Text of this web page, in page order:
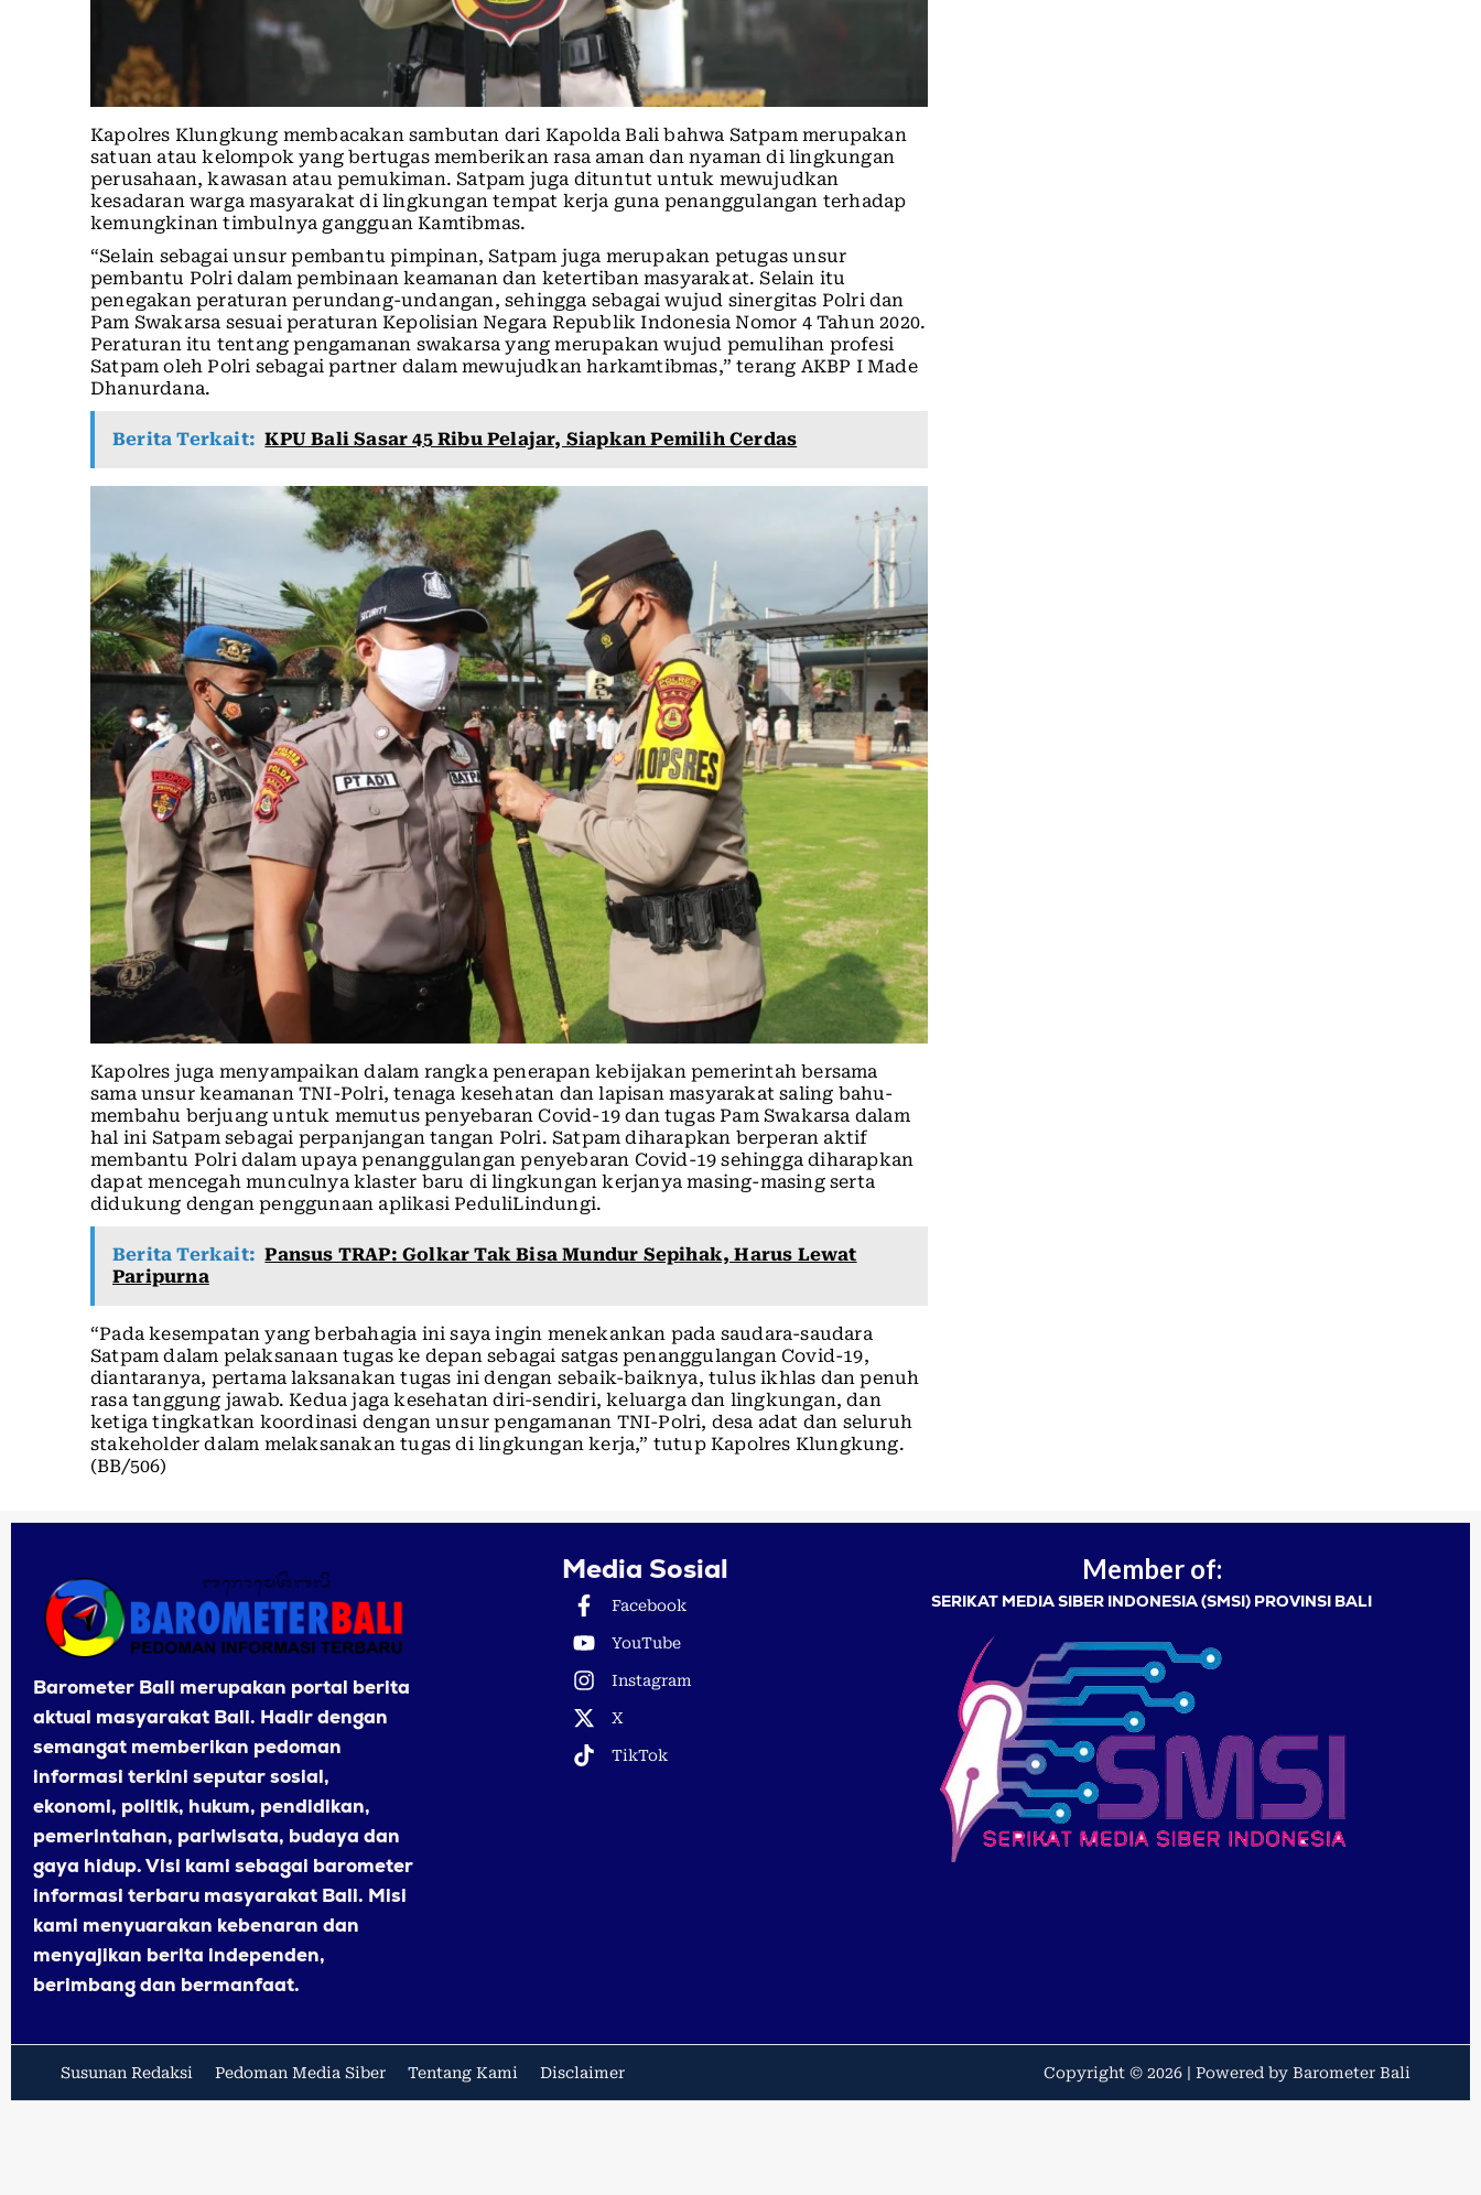
Kapolres Klungkung membacakan sambutan dari Kapolda Bali bahwa Satpam merupakan
satuan atau kelompok yang bertugas memberikan rasa aman dan nyaman di lingkungan
perusahaan, kawasan atau pemukiman. Satpam juga dituntut untuk mewujudkan
kesadaran warga masyarakat di lingkungan tempat kerja guna penanggulangan terhadap
kemungkinan timbulnya gangguan Kamtibmas.
“Selain sebagai unsur pembantu pimpinan, Satpam juga merupakan petugas unsur
pembantu Polri dalam pembinaan keamanan dan ketertiban masyarakat. Selain itu
penegakan peraturan perundang-undangan, sehingga sebagai wujud sinergitas Polri dan
Pam Swakarsa sesuai peraturan Kepolisian Negara Republik Indonesia Nomor 4 Tahun 2020.
Peraturan itu tentang pengamanan swakarsa yang merupakan wujud pemulihan profesi
Satpam oleh Polri sebagai partner dalam mewujudkan harkamtibmas,” terang AKBP I Made
Dhanurdana.
Berita Terkait: KPU Bali Sasar 45 Ribu Pelajar, Siapkan Pemilih Cerdas
Kapolres juga menyampaikan dalam rangka penerapan kebijakan pemerintah bersama
sama unsur keamanan TNI-Polri, tenaga kesehatan dan lapisan masyarakat saling bahu-
membahu berjuang untuk memutus penyebaran Covid-19 dan tugas Pam Swakarsa dalam
hal ini Satpam sebagai perpanjangan tangan Polri. Satpam diharapkan berperan aktif
membantu Polri dalam upaya penanggulangan penyebaran Covid-19 sehingga diharapkan
dapat mencegah munculnya klaster baru di lingkungan kerjanya masing-masing serta
didukung dengan penggunaan aplikasi PeduliLindungi.
Berita Terkait: Pansus TRAP: Golkar Tak Bisa Mundur Sepihak, Harus Lewat
Paripurna
“Pada kesempatan yang berbahagia ini saya ingin menekankan pada saudara-saudara
Satpam dalam pelaksanaan tugas ke depan sebagai satgas penanggulangan Covid-19,
diantaranya, pertama laksanakan tugas ini dengan sebaik-baiknya, tulus ikhlas dan penuh
rasa tanggung jawab. Kedua jaga kesehatan diri-sendiri, keluarga dan lingkungan, dan
ketiga tingkatkan koordinasi dengan unsur pengamanan TNI-Polri, desa adat dan seluruh
stakeholder dalam melaksanakan tugas di lingkungan kerja,” tutup Kapolres Klungkung.
(BB/506)
Barometer Bali merupakan portal berita
aktual masyarakat Bali. Hadir dengan
semangat memberikan pedoman
informasi terkini seputar sosial,
ekonomi, politik, hukum, pendidikan,
pemerintahan, pariwisata, budaya dan
gaya hidup. Visi kami sebagai barometer
informasi terbaru masyarakat Bali. Misi
kami menyuarakan kebenaran dan
menyajikan berita independen,
berimbang dan bermanfaat.
Media Sosial
Facebook
YouTube
Instagram
X
TikTok
Member of:
SERIKAT MEDIA SIBER INDONESIA (SMSI) PROVINSI BALI
Susunan Redaksi Pedoman Media Siber Tentang Kami Disclaimer Copyright © 2026 | Powered by Barometer Bali